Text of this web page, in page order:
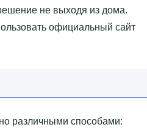
не выходя из дома.
официальный сайт
различными способами: